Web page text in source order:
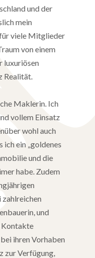
und der
mein
viele Mitglieder
von einem
luxuriösen
Realität.
Maklerin. Ich
vollem Einsatz
wohl auch
ich ein „goldenes
und die
habe. Zudem
und
Kontakte
ihren Vorhaben
zur Verfügung,